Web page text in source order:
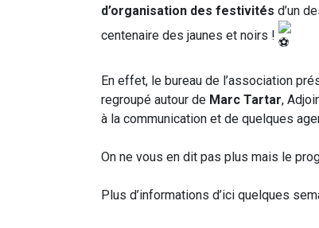
d’organisation des festivités d’un
centenaire des jaunes et noirs !
En effet, le bureau de l’association
regroupé autour de Marc Tartar,
à la communication et de quelques
On ne vous en dit pas plus mais le
Plus d’informations d’ici quelques